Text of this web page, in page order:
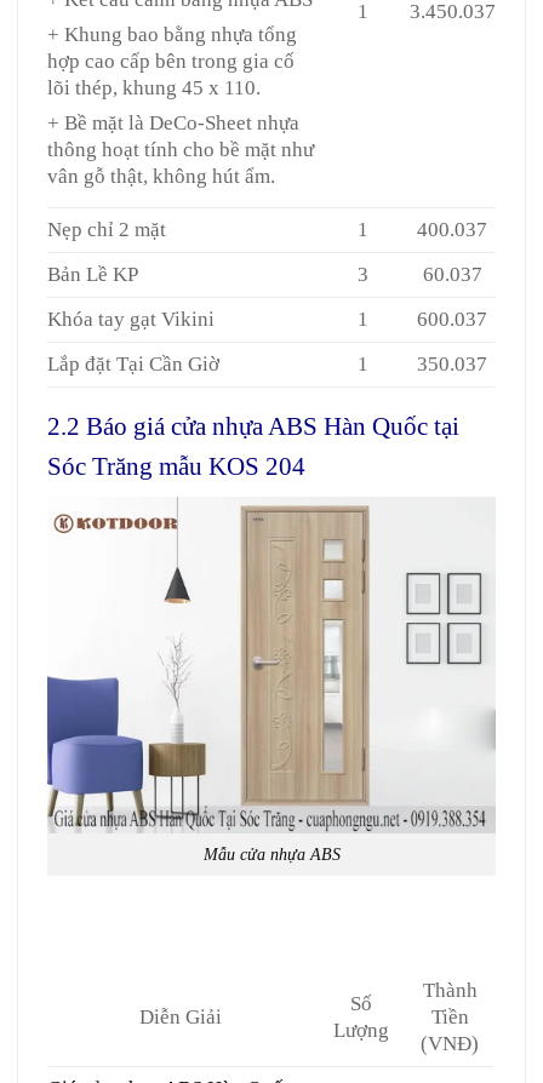
+ Khung bao bằng nhựa tổng
hợp cao cấp bên trong gia cố
lõi thép, khung 45 x 110.
+ Bề mặt là DeCo-Sheet nhựa
thông hoạt tính cho bề mặt như
vân gỗ thật, không hút ẩm.
1 3.450.037
Nẹp chỉ 2 mặt 1
400.037
Bản Lề KP
3
60.037
Khóa tay gạt Vikini
1
600.037
Lắp đặt Tại Cần Giờ
1 350.037
2.2 Báo giá cửa nhựa ABS Hàn Quốc tại
Sóc Trăng mẫu KOS 204
Mẫu cửa nhựa ABS
Diễn Giải
Số
Lượng
Thành
Tiền
(VNĐ)